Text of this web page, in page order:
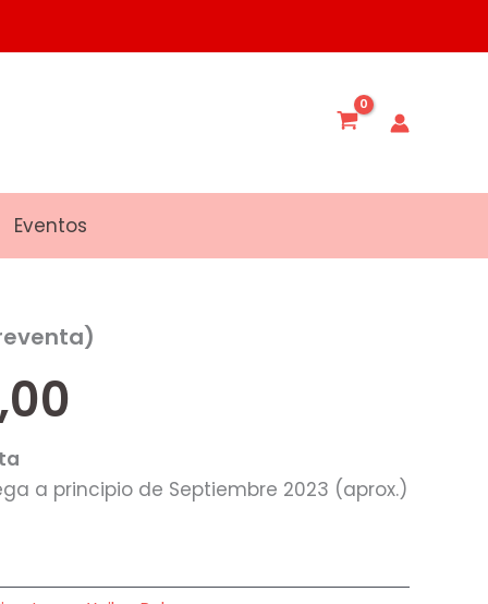
Eventos
a principio de Septiembre 2023 (aprox.)